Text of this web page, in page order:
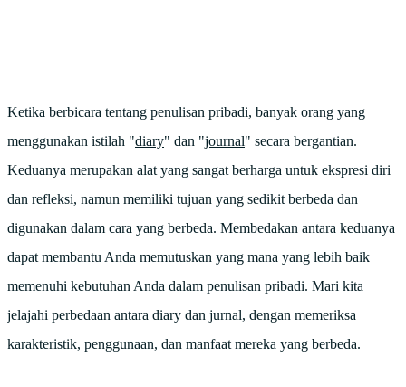
Ketika berbicara tentang penulisan pribadi, banyak orang yang
menggunakan istilah "diary" dan "journal" secara bergantian.
Keduanya merupakan alat yang sangat berharga untuk ekspresi diri
dan refleksi, namun memiliki tujuan yang sedikit berbeda dan
digunakan dalam cara yang berbeda. Membedakan antara keduanya
dapat membantu Anda memutuskan yang mana yang lebih baik
memenuhi kebutuhan Anda dalam penulisan pribadi. Mari kita
jelajahi perbedaan antara diary dan jurnal, dengan memeriksa
karakteristik, penggunaan, dan manfaat mereka yang berbeda.